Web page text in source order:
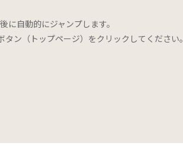
に自動的にジャンプします。
ン（トップページ）をクリックしてください。